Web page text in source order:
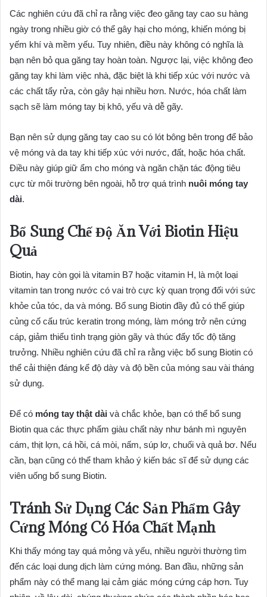
Các nghiên cứu đã chỉ ra rằng việc đeo găng tay cao su hàng
ngày trong nhiều giờ có thể gây hại cho móng, khiến móng bị
yếm khí và mềm yếu. Tuy nhiên, điều này không có nghĩa là
bạn nên bỏ qua găng tay hoàn toàn. Ngược lại, việc không đeo
găng tay khi làm việc nhà, đặc biệt là khi tiếp xúc với nước và
các chất tẩy rửa, còn gây hại nhiều hơn. Nước, hóa chất làm
sạch sẽ làm móng tay bị khô, yếu và dễ gãy.
Bạn nên sử dụng găng tay cao su có lót bông bên trong để bảo
vệ móng và da tay khi tiếp xúc với nước, đất, hoặc hóa chất.
Điều này giúp giữ ẩm cho móng và ngăn chặn tác động tiêu
cực từ môi trường bên ngoài, hỗ trợ quá trình nuôi móng tay
dài.
Bổ Sung Chế Độ Ăn Với Biotin Hiệu
Quả
Biotin, hay còn gọi là vitamin B7 hoặc vitamin H, là một loại
vitamin tan trong nước có vai trò cực kỳ quan trọng đối với sức
khỏe của tóc, da và móng. Bổ sung Biotin đầy đủ có thể giúp
củng cố cấu trúc keratin trong móng, làm móng trở nên cứng
cáp, giảm thiểu tình trạng giòn gãy và thúc đẩy tốc độ tăng
trưởng. Nhiều nghiên cứu đã chỉ ra rằng việc bổ sung Biotin có
thể cải thiện đáng kể độ dày và độ bền của móng sau vài tháng
sử dụng.
Để có móng tay thật dài và chắc khỏe, bạn có thể bổ sung
Biotin qua các thực phẩm giàu chất này như bánh mì nguyên
cám, thịt lợn, cá hồi, cá mòi, nấm, súp lơ, chuối và quả bơ. Nếu
cần, bạn cũng có thể tham khảo ý kiến bác sĩ để sử dụng các
viên uống bổ sung Biotin.
Tránh Sử Dụng Các Sản Phẩm Gây
Cứng Móng Có Hóa Chất Mạnh
Khi thấy móng tay quá mỏng và yếu, nhiều người thường tìm
đến các loại dung dịch làm cứng móng. Ban đầu, những sản
phẩm này có thể mang lại cảm giác móng cứng cáp hơn. Tuy